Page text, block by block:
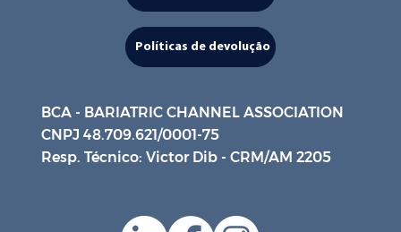
Políticas de devolução
BCA - BARIATRIC CHANNEL ASSOCIATION
CNPJ 48.709.621/0001-75
Resp. Técnico: Victor Dib - CRM/AM 2205